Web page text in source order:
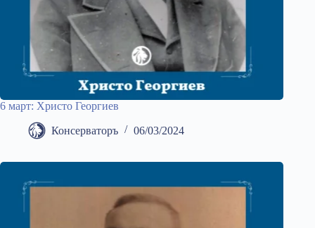
6 март: Христо Георгиев
Консерваторъ 06/03/2024